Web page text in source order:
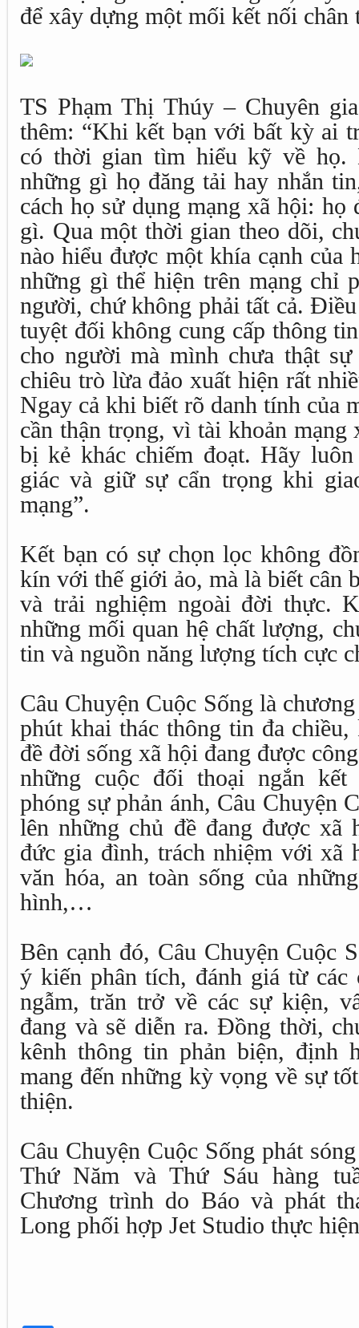
để xây dựng một mối kết nối chân
TS Phạm Thị Thúy – Chuyên
thêm: “Khi kết bạn với bất kỳ ai
có thời gian tìm hiểu kỹ về
những gì họ đăng tải hay nhắn
cách họ sử dụng mạng xã hội:
gì. Qua một thời gian theo dõi,
nào hiểu được một khía cạnh của
những gì thể hiện trên mạng chỉ
người, chứ không phải tất cả.
tuyệt đối không cung cấp thông
cho người mà mình chưa thật
chiêu trò lừa đảo xuất hiện rất
Ngay cả khi biết rõ danh tính của
cần thận trọng, vì tài khoản mạng
bị kẻ khác chiếm đoạt. Hãy
giác và giữ sự cẩn trọng khi
mạng”.
Kết bạn có sự chọn lọc không
kín với thế giới ảo, mà là biết cân
và trải nghiệm ngoài đời thực.
những mối quan hệ chất lượng,
tin và nguồn năng lượng tích cực
Câu Chuyện Cuộc Sống là
phút khai thác thông tin đa chiều,
đề đời sống xã hội đang được
những cuộc đối thoại ngắn
phóng sự phản ánh, Câu Chuyện
lên những chủ đề đang được xã
đức gia đình, trách nhiệm với xã
văn hóa, an toàn sống của
hình,…
Bên cạnh đó, Câu Chuyện Cuộc
ý kiến phân tích, đánh giá từ các
ngẫm, trăn trở về các sự kiện,
đang và sẽ diễn ra. Đồng thời,
kênh thông tin phản biện, định
mang đến những kỳ vọng về sự
thiện.
Câu Chuyện Cuộc Sống phát
Thứ Năm và Thứ Sáu hàng
Chương trình do Báo và phát
Long phối hợp Jet Studio thực